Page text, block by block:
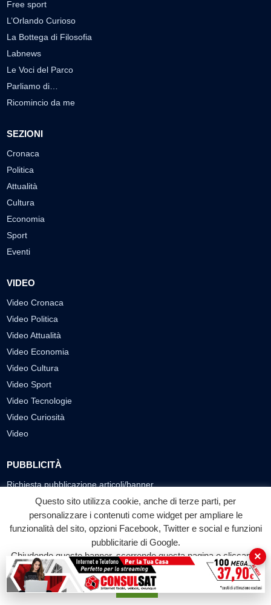
Free sport
L’Orlando Curioso
La Bottega di Filosofia
Labnews
Le Voci del Parco
Parliamo di…
Ricomincio da me
SEZIONI
Cronaca
Politica
Attualità
Cultura
Economia
Sport
Eventi
VIDEO
Video Cronaca
Video Politica
Video Attualità
Video Economia
Video Cultura
Video Sport
Video Tecnologie
Video Curiosità
Video
PUBBLICITÀ
Richiesta pubblicazione articoli/banner
SEGUICI SUI SOCIAL
f
Facebook
◎
Instagram
▶
YouTube
© 2026 LABTV - Tutti i diritti riservati
Questo sito utilizza cookie, anche di terze parti, per
personalizzare i contenuti come widget per ampliare le
funzionalità del sito, opzioni Facebook, Twitter e social e funzioni
pubblicitarie di Google.
Chiudendo questo banner, scorrendo questa pagina o cliccando
su qualunque suo elemento acconsenti all'uso dei cookie.
Accetta
×